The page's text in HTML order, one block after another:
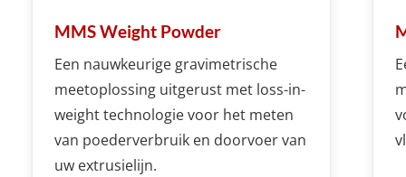
MMS Weight Powder
Een nauwkeurige gravimetrische
meetoplossing uitgerust met loss-in-
weight technologie voor het meten
van poederverbruik en doorvoer van
uw extrusielijn.